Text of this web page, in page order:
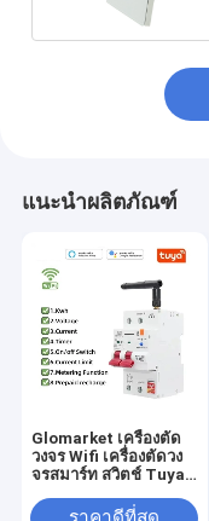
แนะนำผลิตภัณฑ์
Glomarket เครื่องตัด
วงจร Wifi เครื่องตัดวง
จรสมาร์ท สวิตช์ Tuya
เครื่องตัดวงจรไฟฟ้า